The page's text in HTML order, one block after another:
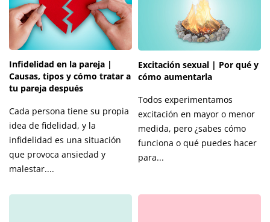
Infidelidad en la pareja |
Causas, tipos y cómo tratar a
tu pareja después
Cada persona tiene su propia
idea de fidelidad, y la
infidelidad es una situación
que provoca ansiedad y
malestar....
Excitación sexual | Por qué y
cómo aumentarla
Todos experimentamos
excitación en mayor o menor
medida, pero ¿sabes cómo
funciona o qué puedes hacer
para...